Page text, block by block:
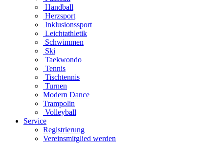
Handball
Herzsport
Inklusionssport
Leichtathletik
Schwimmen
Ski
Taekwondo
Tennis
Tischtennis
Turnen
Modern Dance
Trampolin
Volleyball
Service
Registrierung
Vereinsmitglied werden